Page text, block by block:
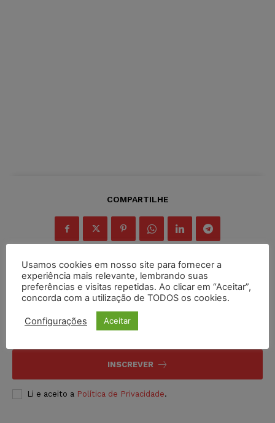
COMPARTILHE
Inscreva-se
INSCREVER
Li e aceito a Política de Privacidade.
Usamos cookies em nosso site para fornecer a
experiência mais relevante, lembrando suas
preferências e visitas repetidas. Ao clicar em “Aceitar”,
concorda com a utilização de TODOS os cookies.
Configurações Aceitar